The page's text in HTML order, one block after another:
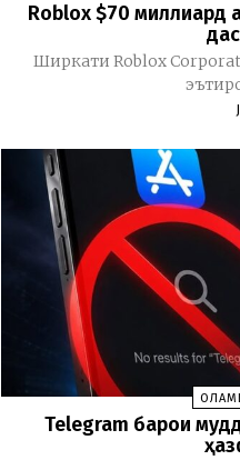
Roblox $70 миллиард
Ширкати Roblox
Telegram барои